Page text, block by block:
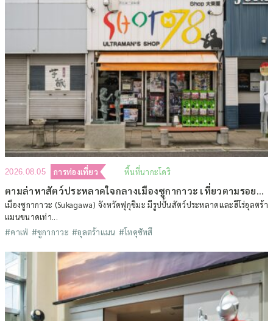
2026.08.05 การท่องเที่ยว พื้นที่นากะโดริ
เมืองซูกากาวะ (Sukagawa) จังหวัดฟุกุชิมะ มีรูปปั้นสัตว์ประหลาดและฮีโร่อุลตร้า
แมนขนาดเท่า...
#คาเฟ่ #ซูกากาวะ #อุลตร้าแมน #โทคุซัทสึ